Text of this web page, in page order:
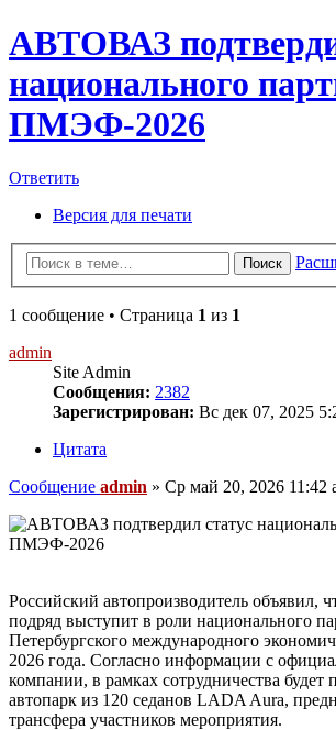
АВТОВАЗ
национального
ПМЭФ‑2026
Ответить
Версия для печати
Поиск
1 сообщение • Страница 1 из 1
admin
Site Admin
Сообщения: 2382
Зарегистрирован: Вс дек 07, 2025
Цитата
Сообщение admin » Ср май 20, 2026 11:42
Российский автопроизводитель объявил,
подряд выступит в роли национального
Петербургского международного
2026 года. Согласно информации с
компании, в рамках сотрудничества будет
автопарк из 120 седанов LADA Aura,
трансфера участников мероприятия.